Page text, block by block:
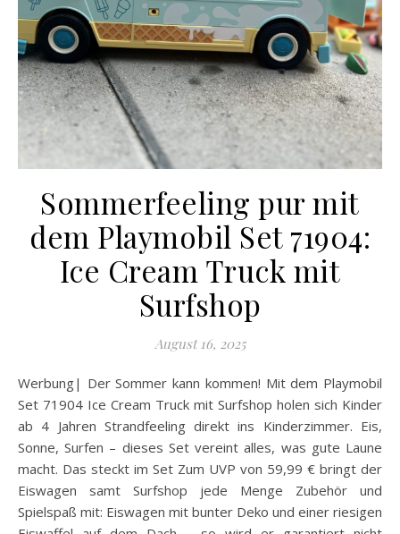
Sommerfeeling pur mit
dem Playmobil Set 71904:
Ice Cream Truck mit
Surfshop
August 16, 2025
Werbung| Der Sommer kann kommen! Mit dem Playmobil
Set 71904 Ice Cream Truck mit Surfshop holen sich Kinder
ab 4 Jahren Strandfeeling direkt ins Kinderzimmer. Eis,
Sonne, Surfen – dieses Set vereint alles, was gute Laune
macht. Das steckt im Set Zum UVP von 59,99 € bringt der
Eiswagen samt Surfshop jede Menge Zubehör und
Spielspaß mit: Eiswagen mit bunter Deko und einer riesigen